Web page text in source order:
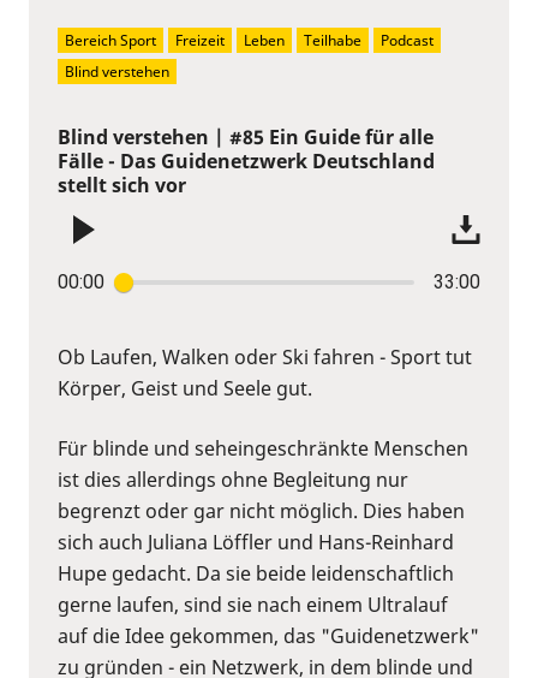
Blind verstehen | #85 Ein Guide für alle
Fälle - Das Guidenetzwerk Deutschland
stellt sich vor
00:00 33:00
Ob Laufen, Walken oder Ski fahren - Sport tut
Körper, Geist und Seele gut.
Für blinde und seheingeschränkte Menschen
ist dies allerdings ohne Begleitung nur
begrenzt oder gar nicht möglich. Dies haben
sich auch Juliana Löffler und Hans-Reinhard
Hupe gedacht. Da sie beide leidenschaftlich
gerne laufen, sind sie nach einem Ultralauf
auf die Idee gekommen, das "Guidenetzwerk"
zu gründen - ein Netzwerk, in dem blinde und
Bereich Sport Freizeit Leben Teilhabe
Podcast
Blind verstehen